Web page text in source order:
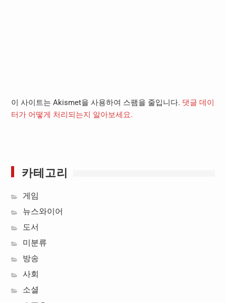
이 사이트는 Akismet을 사용하여 스팸을 줄입니다. 댓글 데이
터가 어떻게 처리되는지 알아보세요.
카테고리
게임
뉴스와이어
도서
미분류
방송
사회
소셜